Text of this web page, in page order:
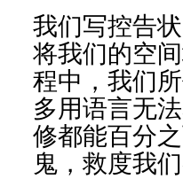
我们写控告
将我们的空
程中，我们
多用语言无
修都能百分
鬼，救度我